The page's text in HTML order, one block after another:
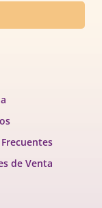
de Venta